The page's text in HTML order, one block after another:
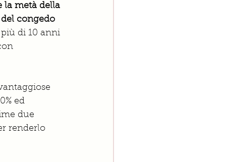
la metà della
congedo
di 10 anni
ed
due
renderlo